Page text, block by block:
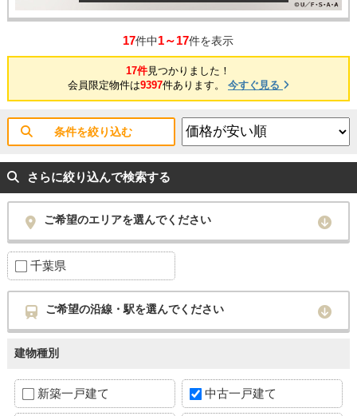
17件中1～17件を表示
17件見つかりました！
会員限定物件は9397件あります。 今すぐ見る
条件を絞り込む
さらに絞り込んで検索する
ご希望のエリアを選んでください
千葉県
ご希望の沿線・駅を選んでください
建物種別
新築一戸建て 中古一戸建て